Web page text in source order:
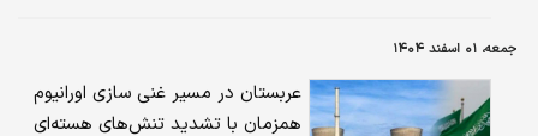
جمعه، ۰۱ اسفند ۱۴۰۴
عربستان در مسیر غنی سازی اورانیوم
همزمان با تشدید تنش‌های هسته‌ای